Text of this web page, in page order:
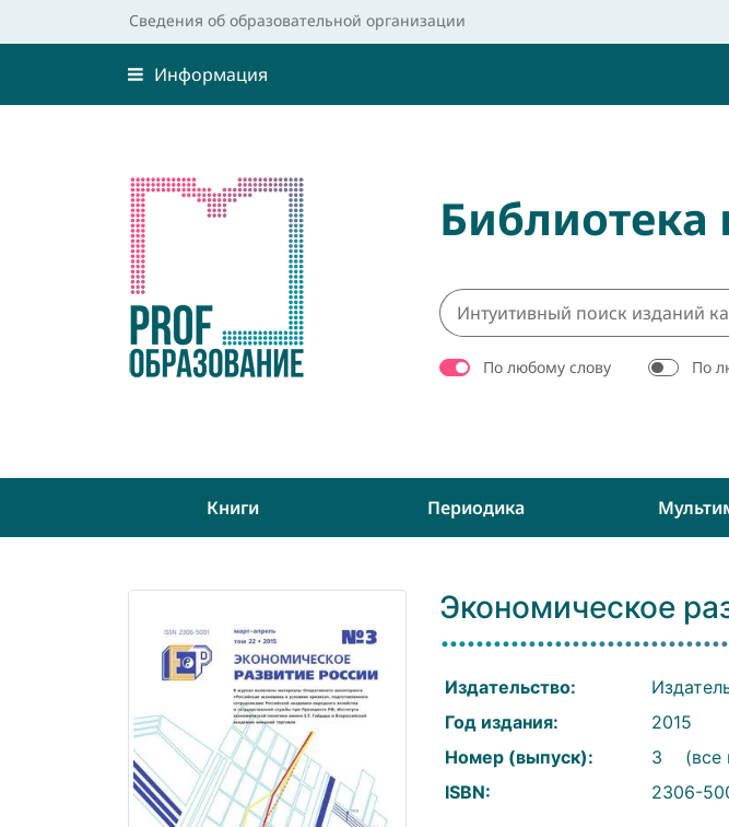
Сведения об образовательной организации
Информация
По любому слову По
Книги Периодика
Экономическое
Издательство:
Год издания:
2015
Номер (выпуск):
3
(все
ISBN:
2306-